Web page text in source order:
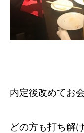
内定後改めてお
どの方も打ち解